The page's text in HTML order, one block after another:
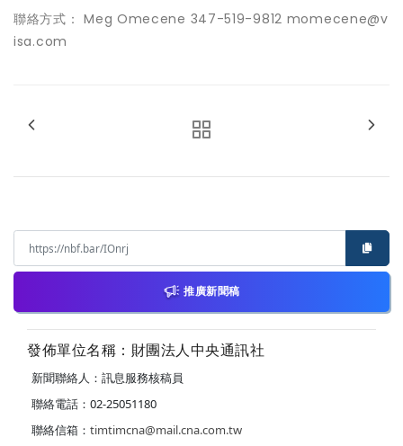
聯絡方式： Meg Omecene 347-519-9812 momecene@v
isa.com
推廣新聞稿
發佈單位名稱：財團法人中央通訊社
新聞聯絡人：訊息服務核稿員
聯絡電話：02-25051180
聯絡信箱： timtimcna@mail.cna.com.tw